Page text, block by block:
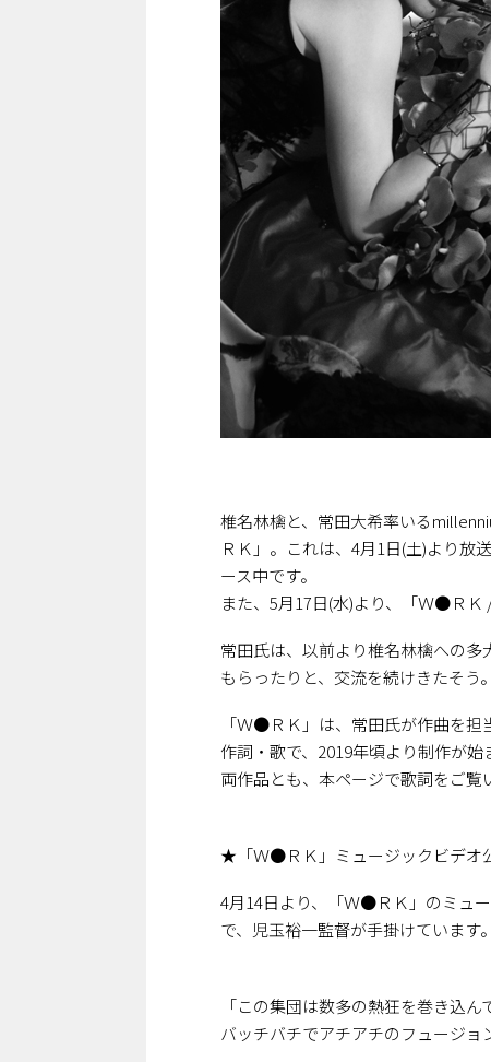
椎名林檎と、常田大希率いる
ＲＫ」。これは、4月1日(土)より放
ース中です。
また、5月17日(水)より、「Ｗ●ＲＫ
常田氏は、以前より椎名林檎への
もらったりと、交流を続けきたそう
「Ｗ●ＲＫ」は、常田氏が作曲を
作詞・歌で、2019年頃より制作が始
両作品とも、本ページで歌詞をご覧
★「Ｗ●ＲＫ」ミュージックビデオ
4月14日より、「Ｗ●ＲＫ」のミュ
で、児玉裕一監督が手掛けています
「この集団は数多の熱狂を巻き込
バッチバチでアチアチのフュージョ